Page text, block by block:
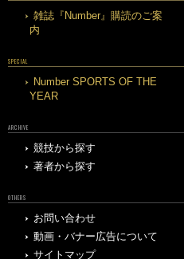
雑誌『Number』購読のご案
内
SPECIAL
Number SPORTS OF THE
YEAR
ARCHIVE
競技から探す
著者から探す
OTHERS
お問い合わせ
動画・バナー広告について
サイトマップ